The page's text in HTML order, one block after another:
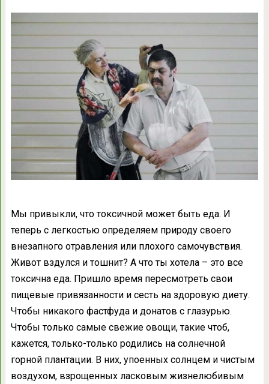
Мы привыкли, что токсичной может быть еда. И
теперь с легкостью определяем природу своего
внезапного отравления или плохого самочувствия.
Живот вздулся и тошнит? А что ты хотела – это все
токсична еда. Пришло время пересмотреть свои
пищевые привязанности и сесть на здоровую диету.
Чтобы никакого фастфуда и донатов с глазурью.
Чтобы только самые свежие овощи, такие чтоб,
кажется, только-только родились на солнечной
горной плантации. В них, упоенных солнцем и чистым
воздухом, взрощенных ласковым жизнелюбивым